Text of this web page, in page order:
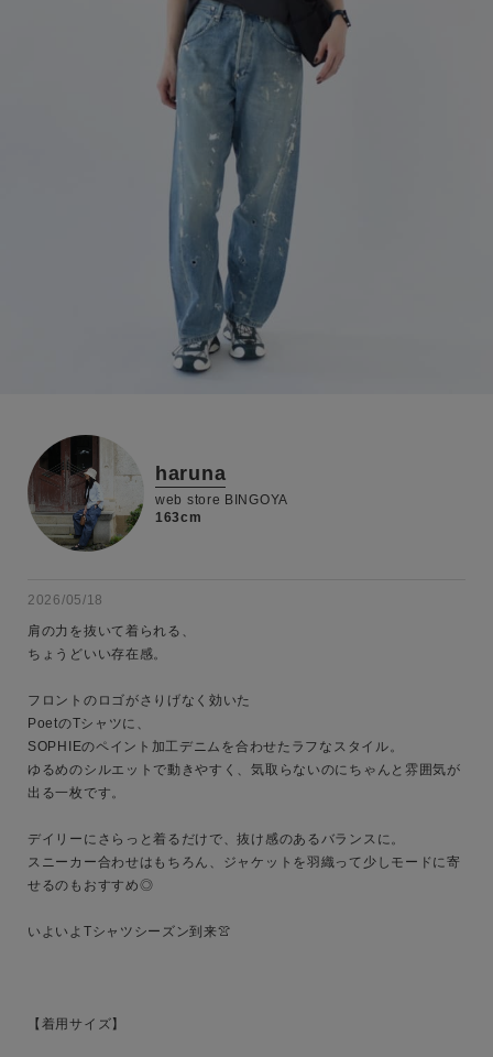
haruna
web store BINGOYA
163cm
2026/05/18
肩の力を抜いて着られる、
ちょうどいい存在感。
フロントのロゴがさりげなく効いた
PoetのTシャツに、
SOPHIEのペイント加工デニムを合わせたラフなスタイル。
ゆるめのシルエットで動きやすく、気取らないのにちゃんと雰囲気が
出る一枚です。
デイリーにさらっと着るだけで、抜け感のあるバランスに。
スニーカー合わせはもちろん、ジャケットを羽織って少しモードに寄
せるのもおすすめ◎
いよいよTシャツシーズン到来👚
【着用サイズ】